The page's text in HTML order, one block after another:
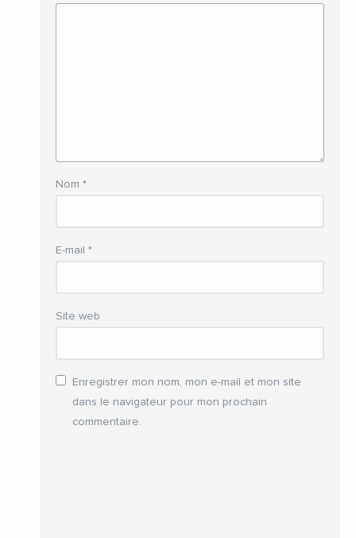
Nom *
E-mail *
Site web
Enregistrer mon nom, mon e-mail et mon site
dans le navigateur pour mon prochain
commentaire.